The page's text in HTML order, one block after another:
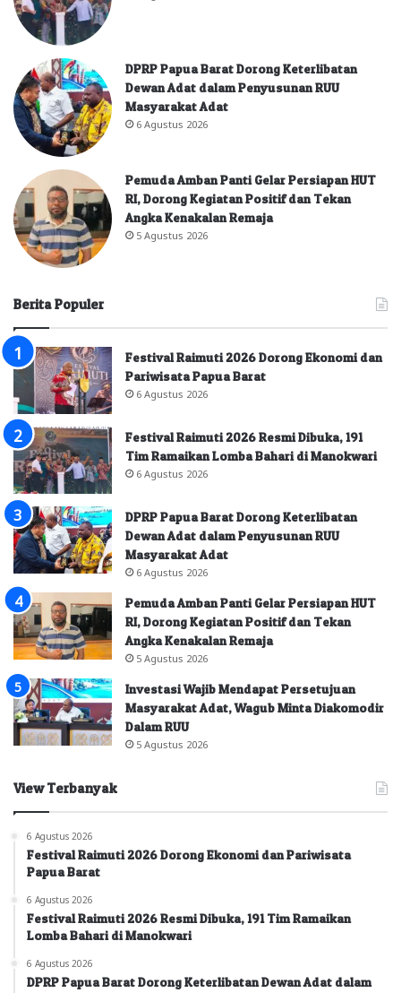
DPRP Papua Barat Dorong Keterlibatan
Dewan Adat dalam Penyusunan RUU
Masyarakat Adat
6 Agustus 2026
Pemuda Amban Panti Gelar Persiapan HUT
RI, Dorong Kegiatan Positif dan Tekan
Angka Kenakalan Remaja
5 Agustus 2026
Berita Populer
Festival Raimuti 2026 Dorong Ekonomi dan
Pariwisata Papua Barat
6 Agustus 2026
Festival Raimuti 2026 Resmi Dibuka, 191
Tim Ramaikan Lomba Bahari di Manokwari
6 Agustus 2026
DPRP Papua Barat Dorong Keterlibatan
Dewan Adat dalam Penyusunan RUU
Masyarakat Adat
6 Agustus 2026
Pemuda Amban Panti Gelar Persiapan HUT
RI, Dorong Kegiatan Positif dan Tekan
Angka Kenakalan Remaja
5 Agustus 2026
Investasi Wajib Mendapat Persetujuan
Masyarakat Adat, Wagub Minta Diakomodir
Dalam RUU
5 Agustus 2026
View Terbanyak
6 Agustus 2026
Festival Raimuti 2026 Dorong Ekonomi dan Pariwisata
Papua Barat
6 Agustus 2026
Festival Raimuti 2026 Resmi Dibuka, 191 Tim Ramaikan
Lomba Bahari di Manokwari
6 Agustus 2026
DPRP Papua Barat Dorong Keterlibatan Dewan Adat dalam